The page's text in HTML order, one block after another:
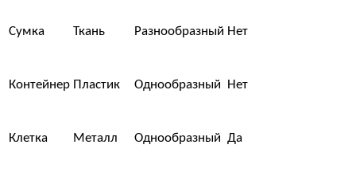
Сумка Ткань Разнообразный Нет
Контейнер Пластик Однообразный Нет
Клетка Металл Однообразный Да